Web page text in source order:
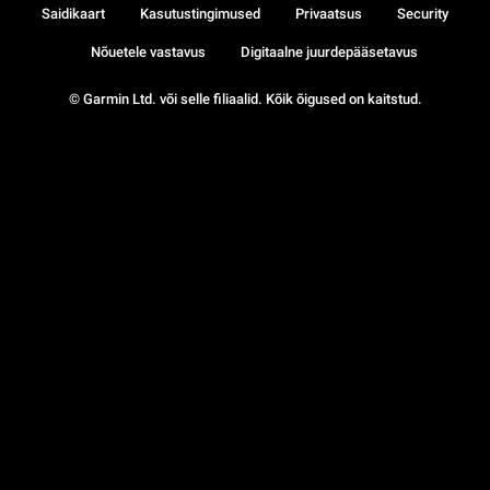
© Garmin Ltd. või selle filiaalid. Kõik õigused on kaitstud.
Saidikaart Kasutustingimused Privaatsus Security
Nõuetele vastavus Digitaalne juurdepääsetavus